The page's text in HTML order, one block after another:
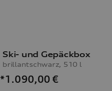
Ski- und Gepäckbox
brillantschwarz, 510 l
*1.090,00 €